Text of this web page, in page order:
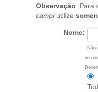
Observação: Para
campiutilize
Nome:
Não
do